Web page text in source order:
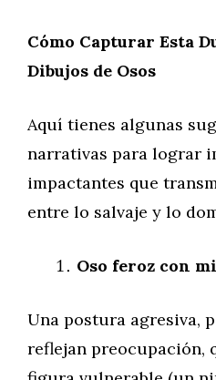
Cómo Capturar Esta
Dibujos de Osos
Aquí tienes algunas
narrativas para lograr
impactantes que
entre lo salvaje y lo
Oso feroz con
Una postura agresiva,
reflejan preocupación,